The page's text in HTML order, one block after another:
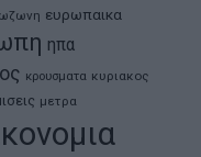
ευρωπαικα
ηπα
κρουσματα κυριακος
μετρα